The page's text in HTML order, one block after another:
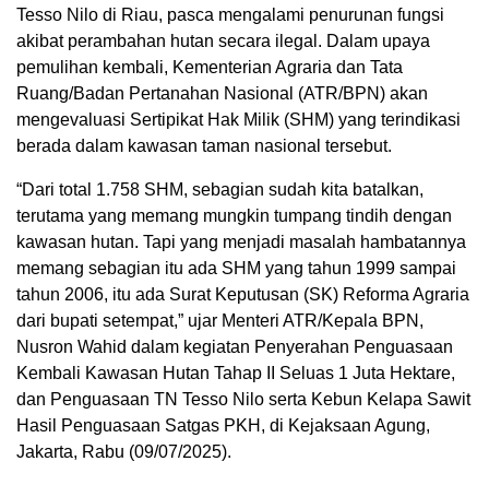
Tesso Nilo di Riau, pasca mengalami penurunan fungsi
akibat perambahan hutan secara ilegal. Dalam upaya
pemulihan kembali, Kementerian Agraria dan Tata
Ruang/Badan Pertanahan Nasional (ATR/BPN) akan
mengevaluasi Sertipikat Hak Milik (SHM) yang terindikasi
berada dalam kawasan taman nasional tersebut.
“Dari total 1.758 SHM, sebagian sudah kita batalkan,
terutama yang memang mungkin tumpang tindih dengan
kawasan hutan. Tapi yang menjadi masalah hambatannya
memang sebagian itu ada SHM yang tahun 1999 sampai
tahun 2006, itu ada Surat Keputusan (SK) Reforma Agraria
dari bupati setempat,” ujar Menteri ATR/Kepala BPN,
Nusron Wahid dalam kegiatan Penyerahan Penguasaan
Kembali Kawasan Hutan Tahap II Seluas 1 Juta Hektare,
dan Penguasaan TN Tesso Nilo serta Kebun Kelapa Sawit
Hasil Penguasaan Satgas PKH, di Kejaksaan Agung,
Jakarta, Rabu (09/07/2025).